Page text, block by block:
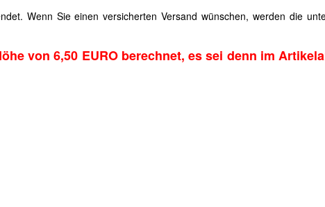
Wenn Sie einen versicherten Versand wünschen, werden die
von 6,50 EURO berechnet, es sei denn im